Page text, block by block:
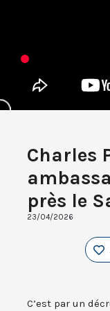
Charles
près le
23/04/2026
C’est par un